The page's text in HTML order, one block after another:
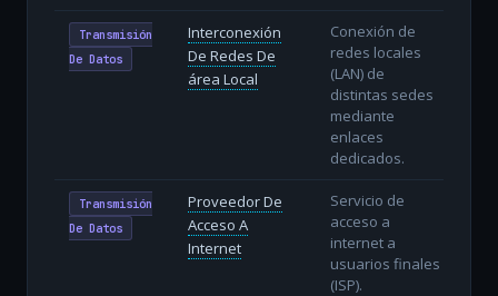
Transmisión
De Datos
Interconexión
De Redes De
área Local
Conexión de
redes locales
(LAN) de
distintas sedes
mediante
enlaces
dedicados.
Transmisión
De Datos
Proveedor De
Acceso A
Internet
Servicio de
acceso a
internet a
usuarios finales
(ISP).